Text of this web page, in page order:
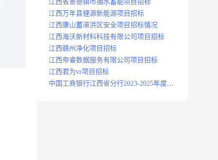
江西省景德镇市抽水蓄能项目招标
江西万年县锂源新能源项目招标
江西康山蓄滞洪区安全项目招标情况
江西海沃新材料科技有限公司项目招标
江西赣州净化项目招标
江西帝睿数据服务有限公司项目招标
江西君为vr项目招标
中国工商银行江西省分行2023-2025年度补